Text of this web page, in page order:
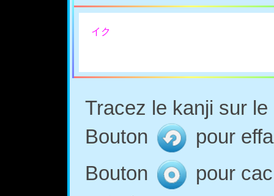
イク
Tracez le kanji sur
Bouton
pour
Bouton
pour